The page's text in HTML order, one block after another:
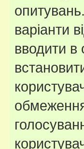
варіанти
вводити в